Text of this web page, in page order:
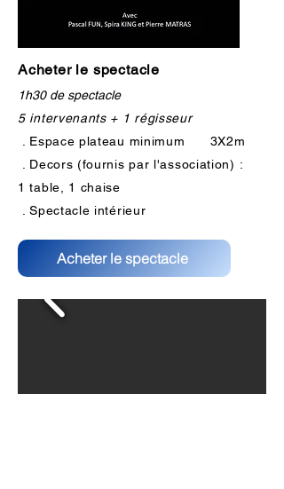
Acheter le spectacle
1h30 de spectacle
5 intervenants + 1 régisseur
. Espace plateau minimum 3X2m
. Decors (fournis par l'association) :
1 table, 1 chaise
. Spectacle intérieur
Acheter le spectacle